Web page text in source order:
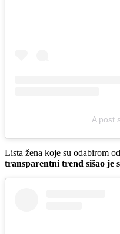
A post
Lista žena koje su odabirom
transparentni trend sišao je